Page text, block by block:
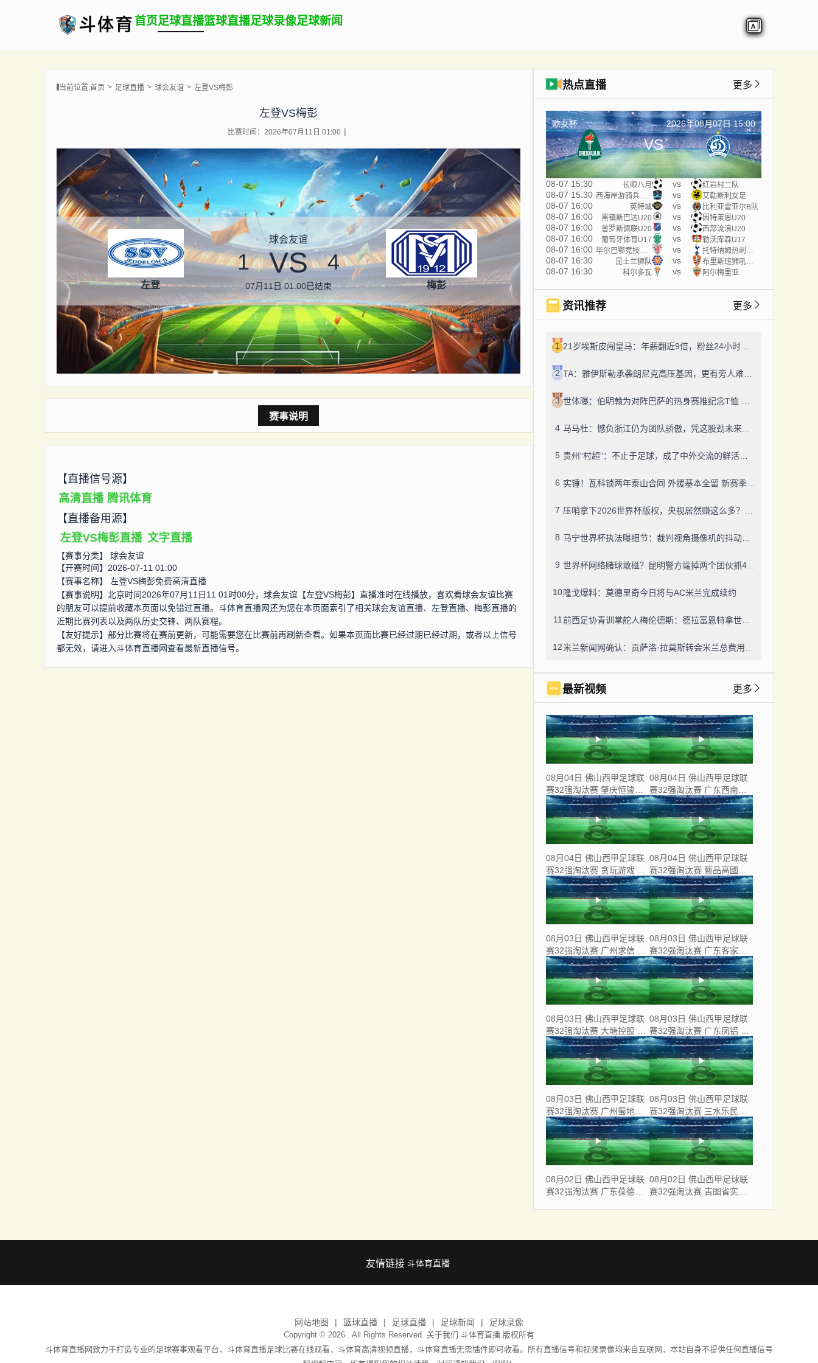
首页足球直播篮球直播足球录像足球新闻
当前位置:首页 足球直播 球会友谊 左登VS梅彭
左登VS梅彭
比赛时间：2026年07月11日 01:00
左登
球会友谊
1 VS 4
07月11日 01:00已结束 梅彭
赛事说明
【直播信号源】
高清直播 腾讯体育
【直播备用源】
左登VS梅彭直播 文字直播
【赛事分类】 球会友谊
【开赛时间】2026-07-11 01:00
【赛事名称】 左登VS梅彭免费高清直播
【赛事说明】北京时间2026年07月11日11 01时00分，球会友谊【左登VS梅彭】直播准时在线播放，喜欢看球会友谊比赛
的朋友可以提前收藏本页面以免错过直播。斗体育直播网还为您在本页面索引了相关球会友谊直播、左登直播、梅彭直播的
近期比赛列表以及两队历史交锋、两队赛程。
【友好提示】部分比赛将在赛前更新，可能需要您在比赛前再刷新查看。如果本页面比赛已经过期已经过期，或者以上信号
都无效，请进入斗体育直播网查看最新直播信号。
热点直播 更多
欧女杯 2026年08月07日 15:00
VS
08-07 15:30 长顺八月 vs 红岩村二队
08-07 15:30 vs 艾勒斯利女足
08-07 16:00 英特城 vs 比利亚雷亚尔B队
08-07 16:00 黑镇斯巴达U20 vs 因特莱恩U20
08-07 16:00 普罗斯佩联U20 vs 西部流浪U20
08-07 16:00 葡萄牙体育U17 vs 勒沃库森U17
08-07 16:00 vs
08-07 16:30 昆士兰狮队 vs 布里斯班狮吼青年队
08-07 16:30 科尔多瓦 vs 阿尔梅里亚
资讯推荐 更多
1
2
3
4
5
6
7
8
9
10隆戈爆料：莫德里奇今日将与AC米兰完成续约
11
12
最新视频 更多
08月04日 佛山西甲足球联
赛32强淘汰赛 肇庆恒骏成
VS 三七互娱 全场录像
08月04日 佛山西甲足球联
赛32强淘汰赛 广东西南建
设 VS 香港圣徒 全场录像
08月04日 佛山西甲足球联
赛32强淘汰赛 贪玩游戏 VS
美的薪火 全场录像
08月04日 佛山西甲足球联
赛32强淘汰赛 藝品高國際
VS 湛江狂狼·粵辉能源 全
场录像
08月03日 佛山西甲足球联
赛32强淘汰赛 广州求信 VS
顺德新青年 全场录像
08月03日 佛山西甲足球联
赛32强淘汰赛 广东客家青
年 VS 广州英华思力U17 全
场录像
08月03日 佛山西甲足球联
赛32强淘汰赛 大塘控股 VS
茂名市点都得 全场录像
08月03日 佛山西甲足球联
赛32强淘汰赛 广东凤铝 VS
湛江八部科技 全场录像
08月03日 佛山西甲足球联
赛32强淘汰赛 广州蜀地红
VS 广州戴拿模 全场录像
08月03日 佛山西甲足球联
赛32强淘汰赛 三水乐民兴
健力宝 VS 中国澳门澳科精
英 全场录像
08月02日 佛山西甲足球联
赛32强淘汰赛 广东葆德澳
08月02日 佛山西甲足球联
赛32强淘汰赛 吉图省实青
友情链接 斗体育直播
网站地图 篮球直播 足球直播 足球新闻 足球录像
Copyright © 2026 . All Rights Reserved. 关于我们 斗体育直播 版权所有
斗体育直播网致力于打造专业的足球赛事观看平台，斗体育直播足球比赛在线观看，斗体育高清视频直播，斗体育直播无需插件即可收看。所有直播信号和视频录像均来自互联网，本站自身不提供任何直播信号